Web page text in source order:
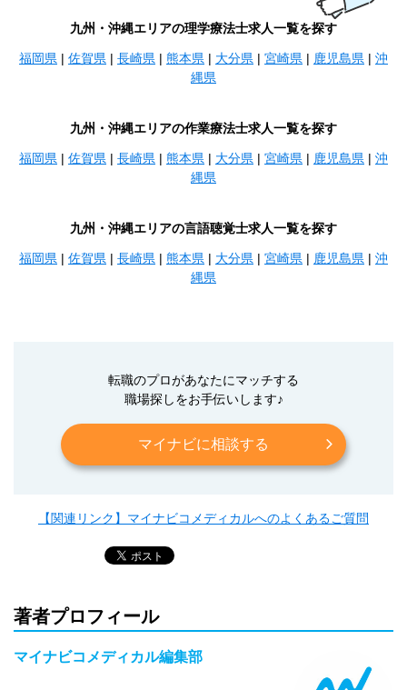
九州・沖縄エリアの理学療法士求人一覧を探す
福岡県 | 佐賀県 | 長崎県 | 熊本県 | 大分県 | 宮崎県 | 鹿児島県 | 沖
縄県
九州・沖縄エリアの作業療法士求人一覧を探す
福岡県 | 佐賀県 | 長崎県 | 熊本県 | 大分県 | 宮崎県 | 鹿児島県 | 沖
縄県
九州・沖縄エリアの言語聴覚士求人一覧を探す
福岡県 | 佐賀県 | 長崎県 | 熊本県 | 大分県 | 宮崎県 | 鹿児島県 | 沖
縄県
転職のプロがあなたにマッチする
職場探しをお手伝いします♪
マイナビに相談する
【関連リンク】マイナビコメディカルへのよくあるご質問
著者プロフィール
マイナビコメディカル編集部